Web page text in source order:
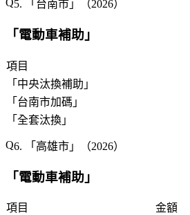
5. 「 台南市 」（2026）
「 電動車補助 」
項目
「 中央汰換補助 」
「 台南市加碼 」
「 全套汰換 」
6. 「 高雄市 」（2026）
「電動車補助 」
項目
金額